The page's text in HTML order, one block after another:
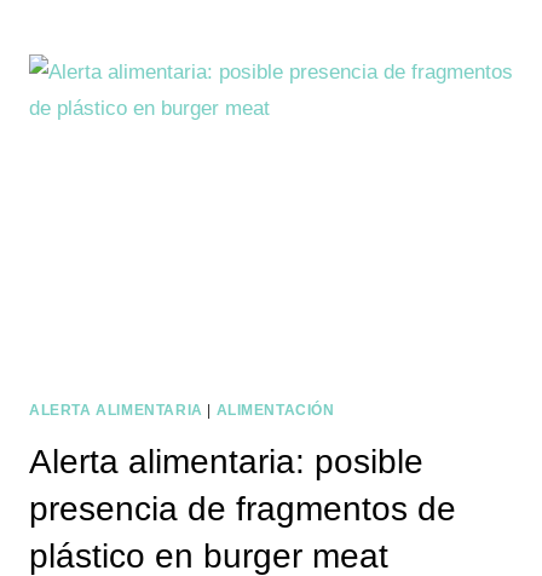
QUESO
RALLADO:
ALERTA ALIMENTARIA | ALIMENTACIÓN
Alerta alimentaria: posible
presencia de fragmentos de
plástico en burger meat